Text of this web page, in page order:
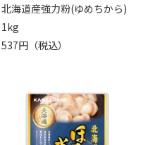
北海道産強力粉(ゆめちから)
1kg
537円（税込）